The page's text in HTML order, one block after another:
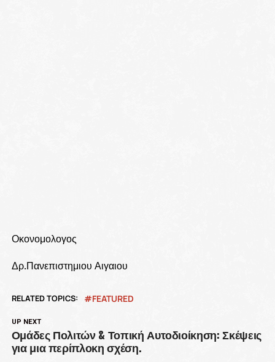
Οκονομολογος
Δρ.Πανεπιστημιου Αιγαιου
RELATED TOPICS: FEATURED
UP NEXT
Ομάδες Πολιτών & Τοπική Αυτοδιοίκηση: Σκέψεις
για μια περίπλοκη σχέση.